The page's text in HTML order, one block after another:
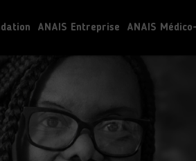
ANAIS Entreprise ANAIS